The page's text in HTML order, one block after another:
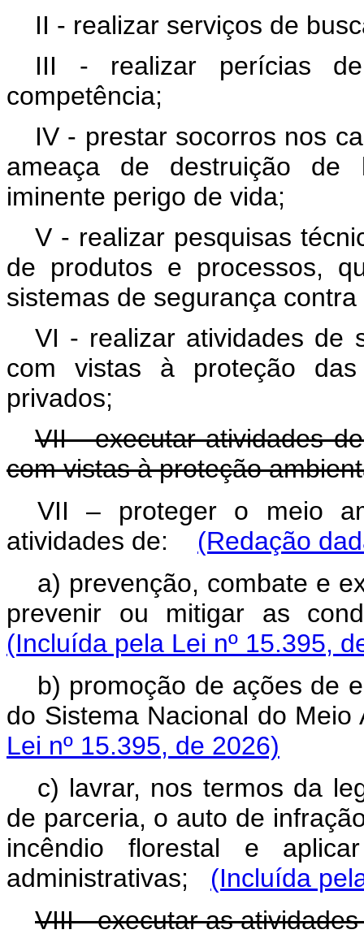
II - realizar serviços de
III - realizar perícias
competência;
IV - prestar socorros nos
ameaça de destruição de
iminente perigo de vida;
V - realizar pesquisas
de produtos e processos,
sistemas de segurança
VI - realizar atividades de
com vistas à proteção
privados;
VII - executar atividades
com vistas à proteção
VII – proteger o meio
atividades de: (Redação
a) prevenção, combate e
prevenir ou mitigar as
(Incluída pela Lei nº 15.395,
b) promoção de ações de
do Sistema Nacional do Meio
Lei nº 15.395, de 2026)
c) lavrar, nos termos da
de parceria, o auto de
incêndio florestal e
administrativas;
(Incluída
VIII - executar as